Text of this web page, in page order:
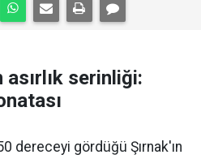
asırlık serinliği:
dereceyi gördüğü Şırnak'ın